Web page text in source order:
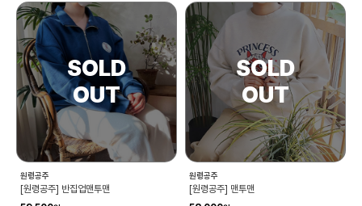
원령공주
[원령공주] 반집업맨투맨
원령공주
[원령공주] 맨투맨